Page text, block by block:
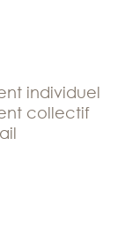
individuel
collectif